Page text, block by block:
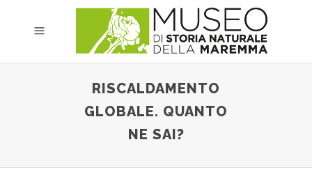
RISCALDAMENTO
GLOBALE. QUANTO
NE SAI?